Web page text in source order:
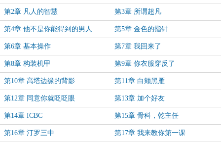
第2章 凡人的智慧 第3章 所谓超凡
第4章 他不是你能得到的男人 第5章 金色的指针
第6章 基本操作 第7章 我回来了
第8章 构装机甲 第9章 你衣服穿反了
第10章 高塔边缘的背影 第11章 白颊黑雁
第12章 同意你就眨眨眼 第13章 加个好友
第14章 ICBC 第15章 骨科，乾主任
第16章 汀罗三中 第17章 我来教你第一课